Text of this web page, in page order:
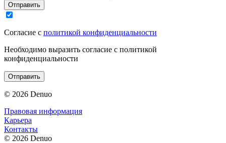
Отправить
Согласие с политикой конфиденциальности
Необходимо выразить согласие с политикой
конфиденциальности
Отправить
© 2026 Denuo
Правовая информация
Карьера
Контакты
© 2026 Denuo